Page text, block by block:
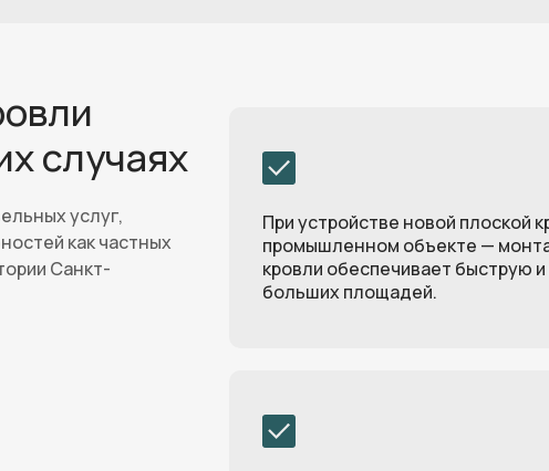
случаях
услуг,
как частных
Санкт-
При устройстве новой плоской
промышленном объекте —
кровли обеспечивает быструю
больших площадей.